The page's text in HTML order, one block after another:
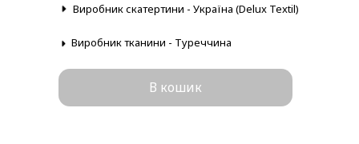
Виробник скатертини - Україна (Delux Textil)
Виробник тканини - Туреччина
В кошик